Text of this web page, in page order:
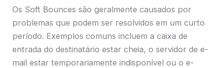
Os Soft Bounces são geralmente causados por
problemas que podem ser resolvidos em um curto
período. Exemplos comuns incluem a caixa de
entrada do destinatário estar cheia, o servidor de e-
mail estar temporariamente indisponível ou o e-